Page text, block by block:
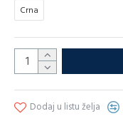
Crna
Dodaj u listu želja